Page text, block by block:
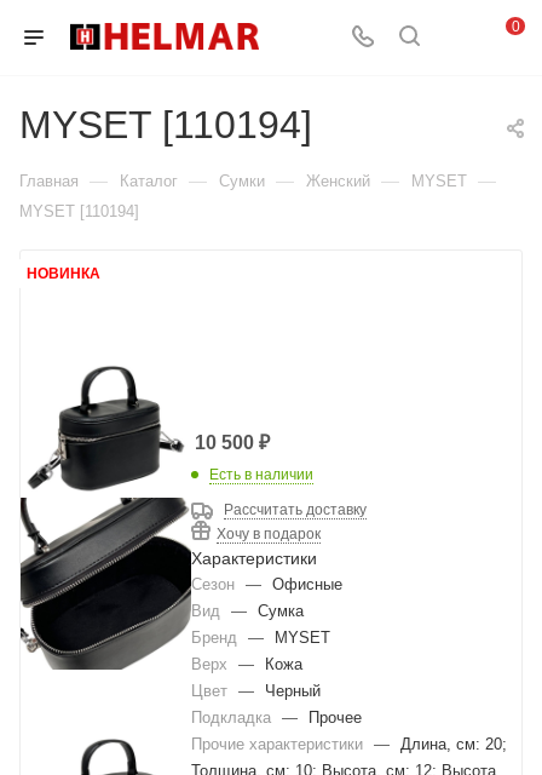
0
MYSET [110194]
Главная — Каталог — Сумки — Женский — MYSET —
MYSET [110194]
НОВИНКА
10 500 ₽
Есть в наличии
Рассчитать доставку
Хочу в подарок
Характеристики
Сезон —
Офисные
Вид
—
Сумка
Бренд
—
MYSET
Верх
—
Кожа
Цвет
—
Черный
Подкладка
—
Прочее
Прочие характеристики
—
Длина, см: 20;
Толщина, см: 10; Высота, см: 12; Высота